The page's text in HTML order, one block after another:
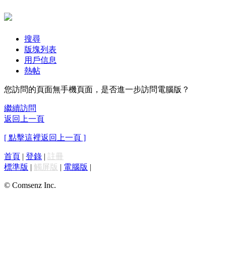
搜尋
版塊列表
用戶信息
熱帖
您訪問的頁面無手機頁面，是否進一步訪問電腦版？
繼續訪問
返回上一頁
[ 點擊這裡返回上一頁 ]
首頁 | 登錄 | 註冊
標準版 | 觸屏版 | 電腦版 |
© Comsenz Inc.